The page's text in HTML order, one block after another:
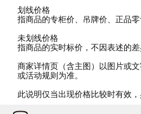
划线价格
指商品的专柜价、吊牌价、正品
未划线价格
指商品的实时标价，不因表述的
商家详情页（含主图）以图片或
或活动规则为准。
此说明仅当出现价格比较时有效